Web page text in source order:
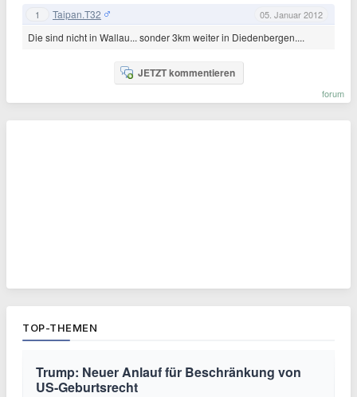
1 Taipan.T32 05. Januar 2012
Die sind nicht in Wallau... sonder 3km weiter in Diedenbergen....
JETZT kommentieren
forum
TOP-THEMEN
Trump: Neuer Anlauf für Beschränkung von
US-Geburtsrecht